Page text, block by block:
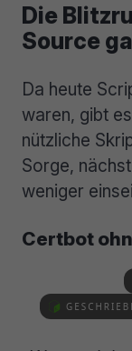
Die
Source
Da heute
waren, gibt
nützliche
Sorge,
weniger
Certbot